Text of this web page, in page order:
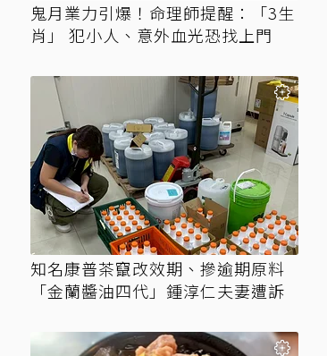
鬼月業力引爆！命理師提醒：「3生
肖」 犯小人、意外血光恐找上門
知名康普茶竄改效期、摻逾期原料
「金蘭醬油四代」鍾淳仁夫妻遭訴